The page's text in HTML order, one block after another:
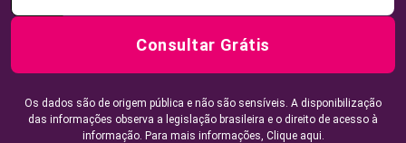
Consultar Grátis
Os dados são de origem pública e não são sensíveis. A disponibilização
das informações observa a legislação brasileira e o direito de acesso à
informação. Para mais informações, Clique aqui.